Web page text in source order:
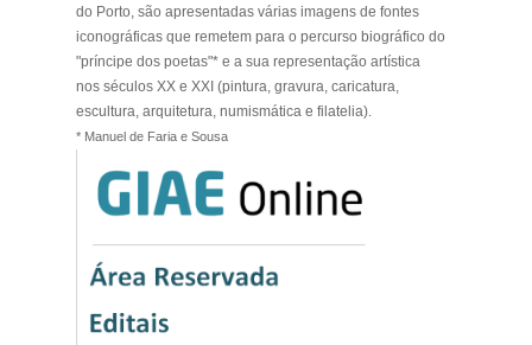
do Porto, são apresentadas várias imagens de fontes
iconográficas que remetem para o percurso biográfico do
"príncipe dos poetas"* e a sua representação artística
nos séculos XX e XXI (pintura, gravura, caricatura,
escultura, arquitetura, numismática e filatelia).
* ‎Manuel de Faria e Sousa